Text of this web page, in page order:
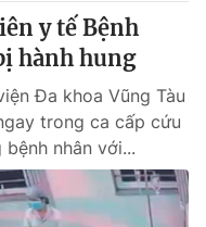
y tế Bệnh
hành hung
Đa khoa Vũng Tàu
trong ca cấp cứu
nhân với...